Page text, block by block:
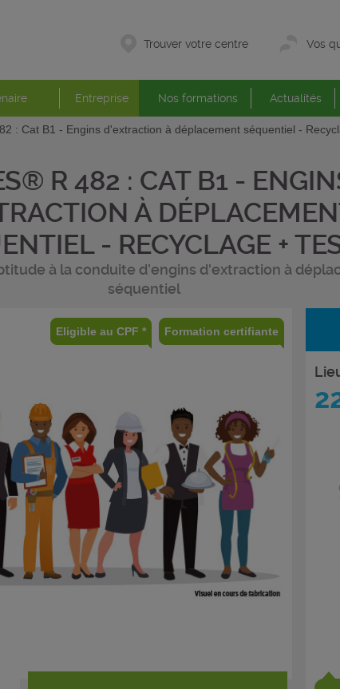
Trouver votre centre Vos
Entreprise Nos formations Actualités
: Cat B1 - Engins d'extraction à déplacement séquentiel -
R 482 : CAT B1 -
À
- RECYCLAGE +
à la conduite d’engins d'extraction à
séquentiel
Eligible au CPF * Formation certifiante